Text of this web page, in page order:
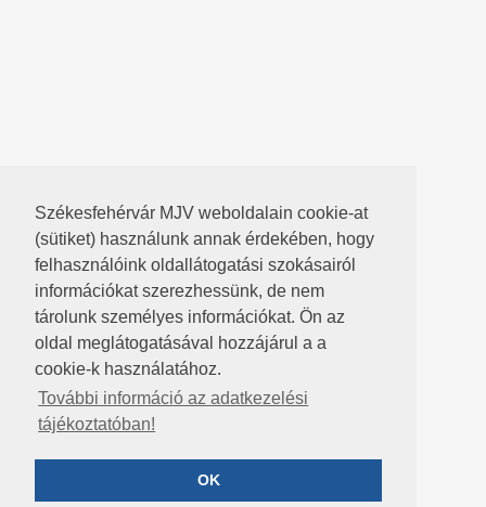
Székesfehérvár MJV weboldalain cookie-at
(sütiket) használunk annak érdekében, hogy
felhasználóink oldallátogatási szokásairól
információkat szerezhessünk, de nem
tárolunk személyes információkat. Ön az
oldal meglátogatásával hozzájárul a a
cookie-k használatához.
További információ az adatkezelési
tájékoztatóban!
OK